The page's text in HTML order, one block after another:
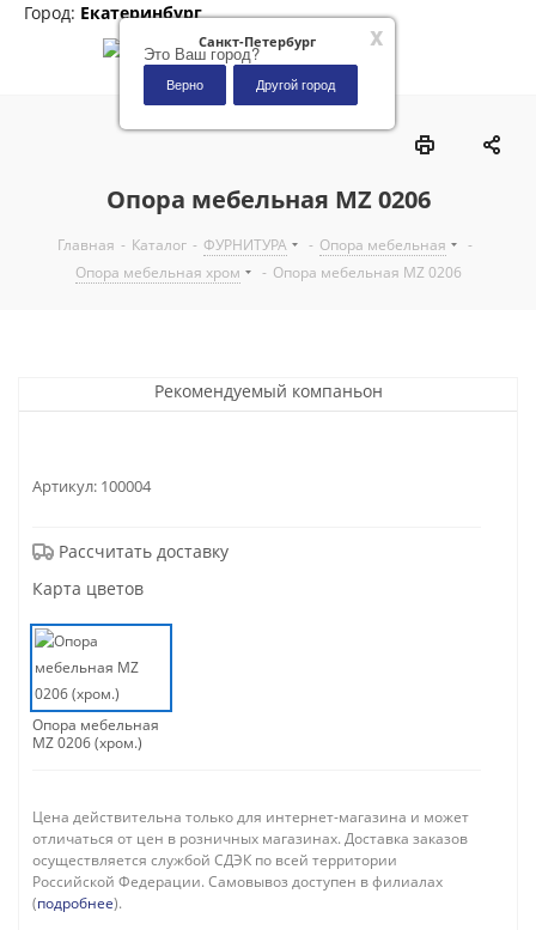
x
Санкт-Петербург
Это Ваш город?
Верно Другой город
Город: Екатеринбург
Опора мебельная MZ 0206
Главная - Каталог - ФУРНИТУРА - Опора мебельная
-
Опора мебельная хром
- Опора мебельная MZ 0206
Рекомендуемый компаньон
Артикул: 100004
Рассчитать доставку
Карта цветов
Опора мебельная
MZ 0206 (хром.)
Цена действительна только для интернет-магазина и может
отличаться от цен в розничных магазинах. Доставка заказов
осуществляется службой СДЭК по всей территории
Российской Федерации. Самовывоз доступен в филиалах
(подробнее).